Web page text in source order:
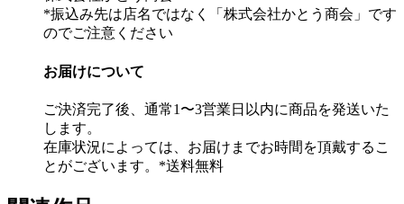
*振込み先は店名ではなく「株式会社かとう商会」です
のでご注意ください
お届けについて
ご決済完了後、通常1〜3営業日以内に商品を発送いた
します。
在庫状況によっては、お届けまでお時間を頂戴するこ
とがございます。*送料無料